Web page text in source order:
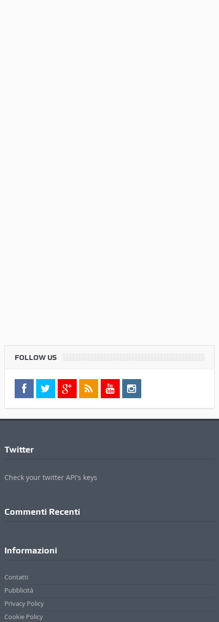
FOLLOW US
Twitter
Check your twitter API's keys
Commenti Recenti
Informazioni
Contatti
Pubblicità
Privacy Policy
Cookie Policy